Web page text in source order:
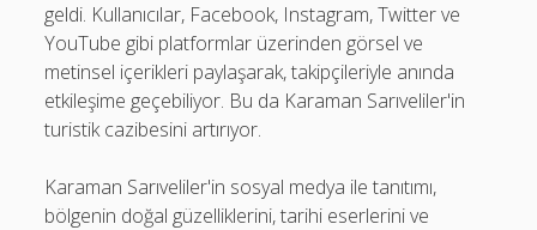
geldi. Kullanıcılar, Facebook, Instagram, Twitter ve
YouTube gibi platformlar üzerinden görsel ve
metinsel içerikleri paylaşarak, takipçileriyle anında
etkileşime geçebiliyor. Bu da Karaman Sarıveliler'in
turistik cazibesini artırıyor.
Karaman Sarıveliler'in sosyal medya ile tanıtımı,
bölgenin doğal güzelliklerini, tarihi eserlerini ve